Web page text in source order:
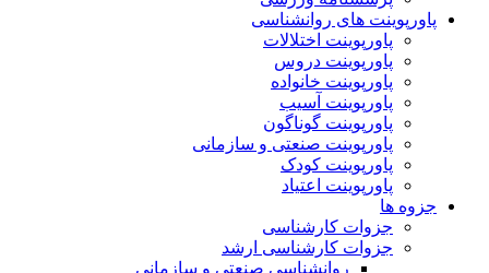
پاورپوینت های روانشناسی
پاورپوینت اختلالات
پاورپوینت دروس
پاورپوینت خانواده
پاورپوینت آسیب
پاورپوینت گوناگون
پاورپوینت صنعتی و سازمانی
پاورپوینت کودک
پاورپوینت اعتیاد
جزوه ها
جزوات کارشناسی
جزوات کارشناسی ارشد
روانشناسی صنعتی و سازمانی